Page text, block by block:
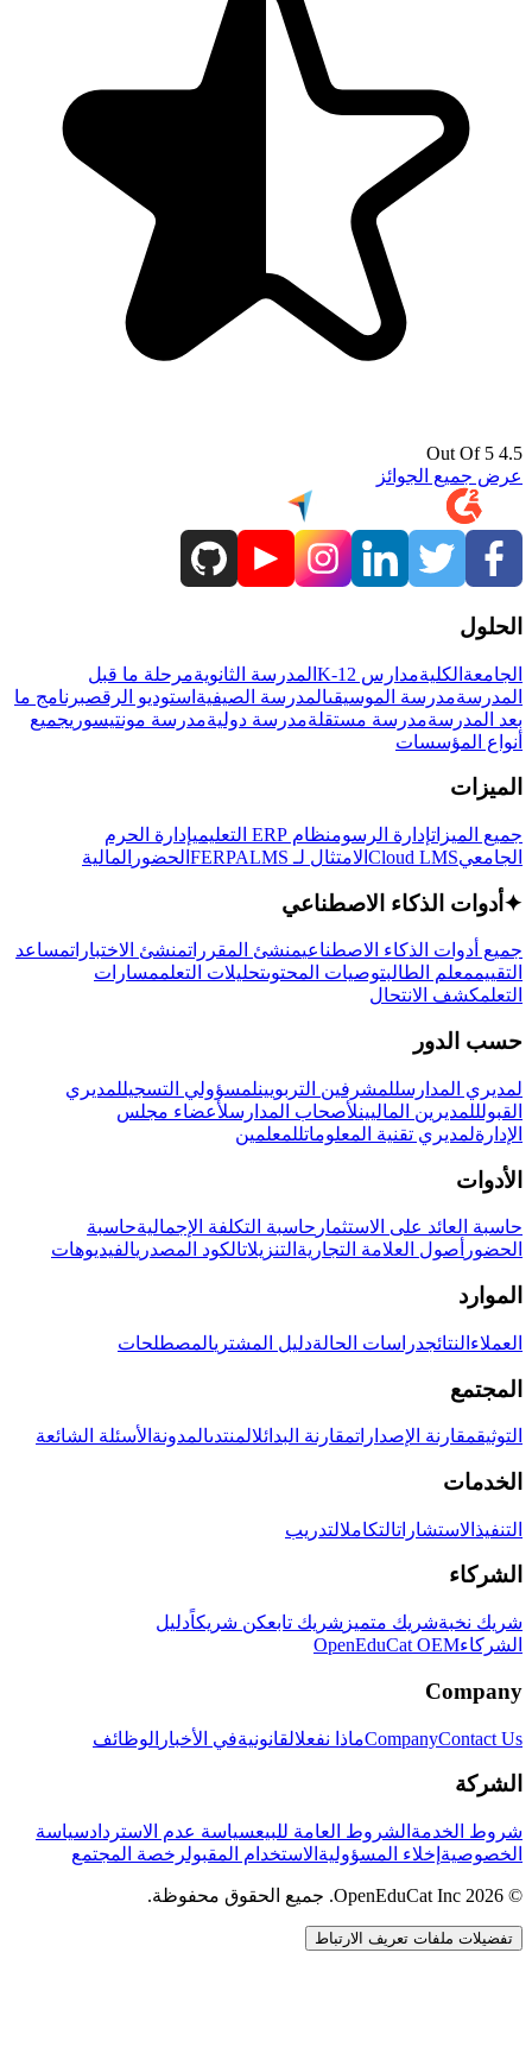
4.5 Out Of 5
عرض جميع الجوائز
الحلول
الجامعة الكليةمدارس K-12 المدرسة الثانويةمرحلة ما قبل
المدرسةمدرسة الموسيقىالمدرسة الصيفية استوديو الرقصبرنامج ما
بعد المدرسةمدرسة مستقلةمدرسة دوليةمدرسة مونتيسوريجميع
أنواع المؤسسات
الميزات
جميع الميزاتإدارة الرسومنظام ERP التعليمي
إدارة الحرم
الجامعيCloud LMS الامتثال لـ FERPA LMS الحضور المالية
✦ أدوات الذكاء الاصطناعي
جميع أدوات الذكاء الاصطناعيمنشئ المقرراتمنشئ الاختباراتمساعد
التقييممعلم الطالبتوصيات المحتوىتحليلات التعلممسارات
التعلمكشف الانتحال
حسب الدور
لمديري المدارسللمشرفين التربويينلمسؤولي التسجيللمديري
القبولللمديرين الماليينلأصحاب المدارسلأعضاء مجلس
الإدارةلمديري تقنية المعلوماتللمعلمين
الأدوات
حاسبة العائد على الاستثمار حاسبة التكلفة الإجماليةحاسبة
الحضور أصول العلامة التجارية التنزيلاتالكود المصدريالفيديوهات
الموارد
العملاء النتائجدراسات الحالةدليل المشتريالمصطلحات
المجتمع
التوثيقمقارنة الإصداراتمقارنة البدائلالمنتدىالمدونة الأسئلة الشائعة
الخدمات
التنفيذ الاستشاراتالتكاملالتدريب
الشركاء
شريك نخبةشريك متميز شريك تابعكن شريكاًدليل
الشركاءOpenEduCat OEM
Company
CompanyContact Us ماذا نفعلالقانونيةفي الأخبار الوظائف
الشركة
شروط الخدمة الشروط العامة للبيعسياسة عدم الاستردادسياسة
الخصوصية إخلاء المسؤولية الاستخدام المقبولرخصة المجتمع
© 2026 OpenEduCat Inc. جميع الحقوق محفوظة.
تفضيلات ملفات تعريف الارتباط